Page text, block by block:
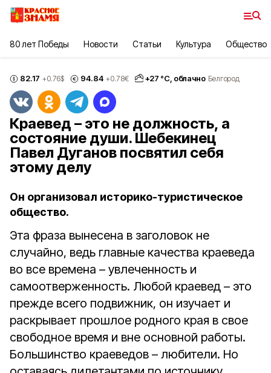
80 лет Победы Новости Статьи Культура Общество
82.17 +0.76$ 94.84 +0.78€ +27 °С, облачно Белгород
Краевед – это не должность, а
состояние души. Шебекинец
Павел Дуганов посвятил себя
этому делу
Он организовал историко-туристическое
общество.
Эта фраза вынесена в заголовок не
случайно, ведь главные качества краеведа
во все времена – увлеченность и
самоотверженность. Любой краевед – это
прежде всего подвижник, он изучает и
раскрывает прошлое родного края в свое
свободное время и вне основной работы.
Большинство краеведов – любители. Но